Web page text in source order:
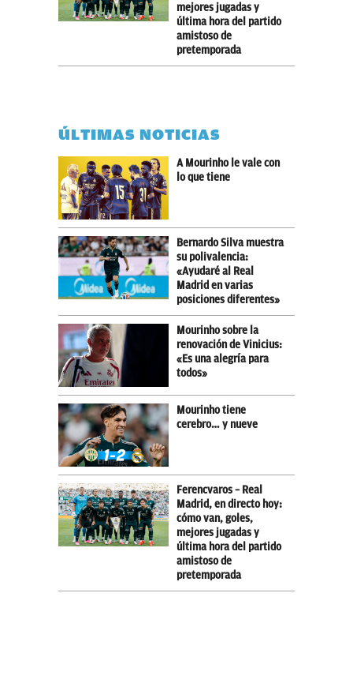
mejores jugadas y
última hora del partido
amistoso de
pretemporada
ÚLTIMAS NOTICIAS
A Mourinho le vale con
lo que tiene
Bernardo Silva muestra
su polivalencia:
«Ayudaré al Real
Madrid en varias
posiciones diferentes»
Mourinho sobre la
renovación de Vinicius:
«Es una alegría para
todos»
Mourinho tiene
cerebro… y nueve
Ferencvaros – Real
Madrid, en directo hoy:
cómo van, goles,
mejores jugadas y
última hora del partido
amistoso de
pretemporada